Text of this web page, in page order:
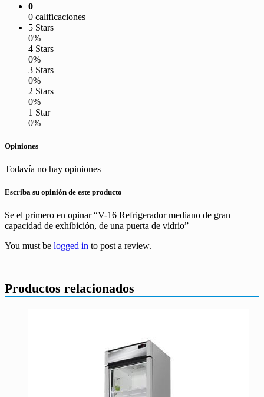
0
0 calificaciones
5 Stars
0%
4 Stars
0%
3 Stars
0%
2 Stars
0%
1 Star
0%
Opiniones
Todavía no hay opiniones
Escriba su opinión de este producto
Se el primero en opinar “V-16 Refrigerador mediano de gran
capacidad de exhibición, de una puerta de vidrio”
You must be logged in to post a review.
Productos relacionados